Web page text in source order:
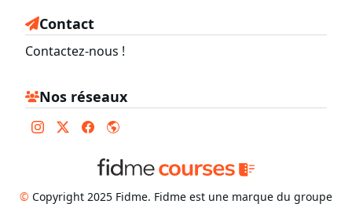
Contact
Contactez-nous !
Nos réseaux
© Copyright 2025 Fidme. Fidme est une marque du groupe